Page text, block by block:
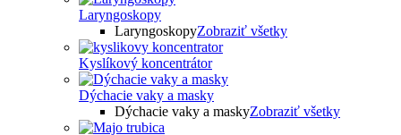
Laryngoskopy
LaryngoskopyZobraziť všetky
Kyslíkový koncentrátor
Dýchacie vaky a masky
Dýchacie vaky a maskyZobraziť všetky